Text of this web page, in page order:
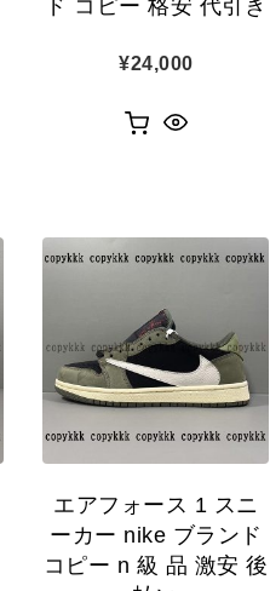
ド コピー 格安 代引き
¥24,000
エアフォース 1 スニ
ーカー nike ブランド
コピー n 級 品 激安 後